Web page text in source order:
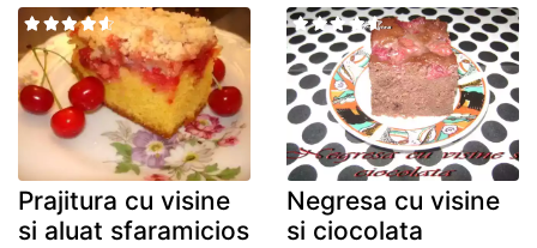
Prajitura cu visine
si aluat sfaramicios
Negresa cu visine
si ciocolata